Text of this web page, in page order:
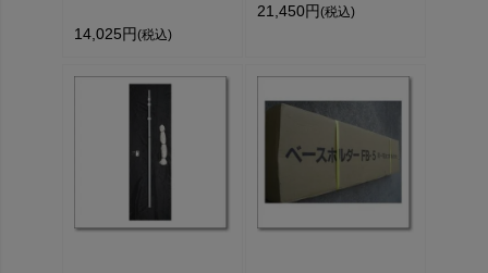
14,025円(税込)
21,450円(税込)